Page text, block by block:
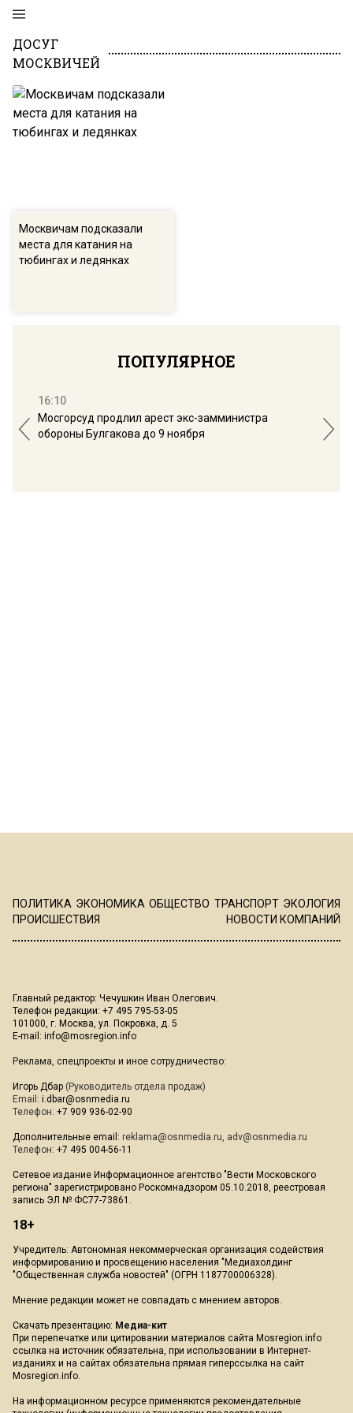
ДОСУГ
МОСКВИЧЕЙ
Москвичам подсказали
места для катания на
тюбингах и ледянках
ПОПУЛЯРНОЕ
16:10
Мосгорсуд продлил арест экс-замминистра
обороны Булгакова до 9 ноября
ПОЛИТИКА ЭКОНОМИКА ОБЩЕСТВО ТРАНСПОРТ ЭКОЛОГИЯ
ПРОИСШЕСТВИЯ
НОВОСТИ КОМПАНИЙ
Главный редактор: Чечушкин Иван Олегович.
Телефон редакции: +7 495 795-53-05
101000, г. Москва, ул. Покровка, д. 5
E-mail: info@mosregion.info
Реклама, спецпроекты и иное сотрудничество:
Игорь Дбар (Руководитель отдела продаж)
Email: i.dbar@osnmedia.ru
Телефон: +7 909 936-02-90
Дополнительные email: reklama@osnmedia.ru, adv@osnmedia.ru
Телефон: +7 495 004-56-11
Сетевое издание Информационное агентство "Вести Московского
региона" зарегистрировано Роскомнадзором 05.10.2018, реестровая
запись ЭЛ № ФС77-73861.
18+
Учредитель: Автономная некоммерческая организация содействия
информированию и просвещению населения "Медиахолдинг
"Общественная служба новостей" (ОГРН 1187700006328).
Мнение редакции может не совпадать с мнением авторов.
Скачать презентацию: Медиа-кит
При перепечатке или цитировании материалов сайта Mosregion.info
ссылка на источник обязательна, при использовании в Интернет-
изданиях и на сайтах обязательна прямая гиперссылка на сайт
Mosregion.info.
На информационном ресурсе применяются рекомендательные